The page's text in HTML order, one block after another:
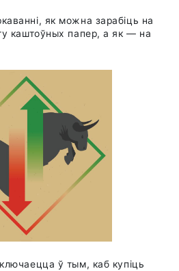
як можна зарабіць на
каштоўных папер, а як — на
ў тым, каб купіць